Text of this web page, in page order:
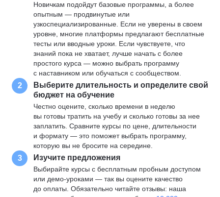
Новичкам подойдут базовые программы, а более
опытным — продвинутые или
узкоспециализированные. Если не уверены в своем
уровне, многие платформы предлагают бесплатные
тесты или вводные уроки. Если чувствуете, что
знаний пока не хватает, лучше начать с более
простого курса — можно выбрать программу
с наставником или обучаться с сообществом.
2
Выберите длительность и определите свой
бюджет на обучение
Честно оцените, сколько времени в неделю
вы готовы тратить на учебу и сколько готовы за нее
заплатить. Сравните курсы по цене, длительности
и формату — это поможет выбрать программу,
которую вы не бросите на середине.
3 Изучите предложения
Выбирайте курсы с бесплатным пробным доступом
или демо-уроками — так вы оцените качество
до оплаты. Обязательно читайте отзывы: наша